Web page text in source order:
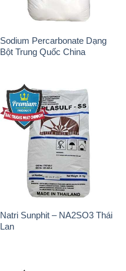
Sodium Percarbonate Dạng
Bột Trung Quốc China
Natri Sunphit – NA2SO3 Thái
Lan